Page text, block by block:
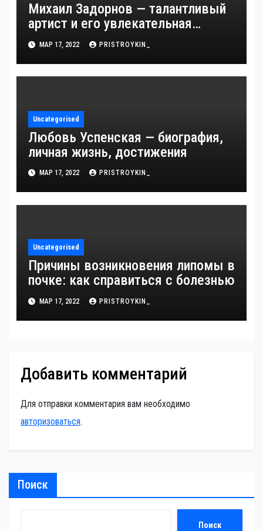
Михаил Задорнов — талантливый
артист и его увлекательная
биография — выдающиеся
достижения, известность и
интересные факты из личной
МАР 17, 2022 PRISTROYKIN_
Uncategorised
Любовь Успенская — биография,
личная жизнь, достижения
МАР 17, 2022 PRISTROYKIN_
Uncategorised
Причины возникновения липомы в
почке: как справиться с болезнью
МАР 17, 2022 PRISTROYKIN_
Добавить комментарий
Для отправки комментария вам необходимо
авторизоваться.
Поиск
Поиск